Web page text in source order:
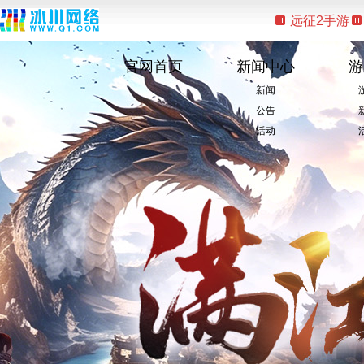
远征2手游
官网首页 新闻中心
新闻
公告
活动